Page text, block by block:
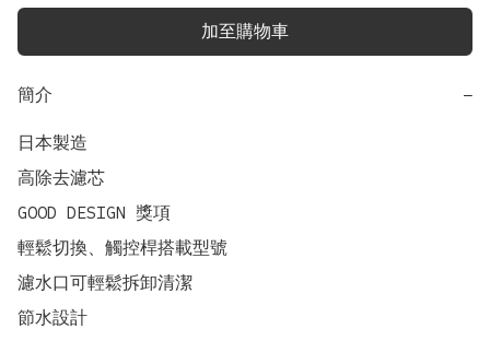
加至購物車
簡介 −
日本製造
高除去濾芯
GOOD DESIGN 獎項
輕鬆切換、觸控桿搭載型號
濾水口可輕鬆拆卸清潔
節水設計